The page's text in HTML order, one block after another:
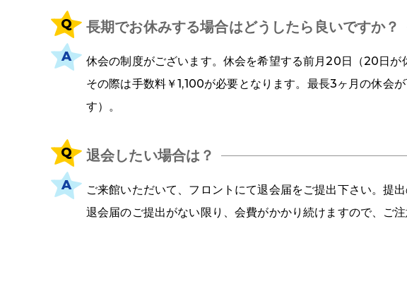
長期でお休みする場合はどうしたら良いですか？
休会の制度がございます。休会を希望する前月20日（20日が
その際は手数料￥1,100が必要となります。最長3ヶ月の休会
す）。
退会したい場合は？
ご来館いただいて、フロントにて退会届をご提出下さい。提
退会届のご提出がない限り、会費がかかり続けますので、ご注